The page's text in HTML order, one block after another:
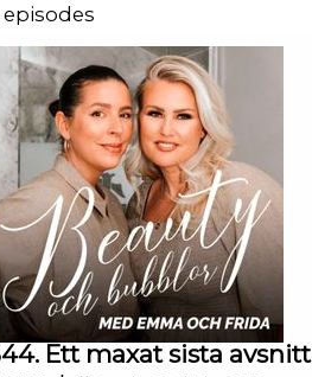
Ett maxat sista avsnitt